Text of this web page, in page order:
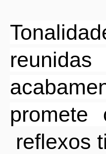
promete
reflexos